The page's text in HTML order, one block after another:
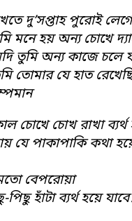
দু’সপ্তাহ পুরোই
মনে হয় অন্য চোখে
তুমি অন্য কাজে চলে
তোমার যে হাত
চোখে চোখ রাখা ব্যর্থ
যে পাকাপাকি কথা
বেপরোয়া
পিছু হাঁটা ব্যর্থ হয়ে